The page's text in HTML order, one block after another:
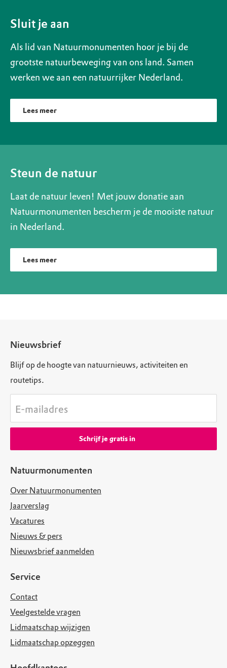
Sluit je aan
Als lid van Natuurmonumenten hoor je bij de
grootste natuurbeweging van ons land. Samen
werken we aan een natuurrijker Nederland.
Lees meer
Steun de natuur
Laat de natuur leven! Met jouw donatie aan
Natuurmonumenten bescherm je de mooiste natuur
in Nederland.
Lees meer
Natuurmonumenten
Over Natuurmonumenten
Jaarverslag
Vacatures
Nieuws & pers
Nieuwsbrief aanmelden
Service
Contact
Veelgestelde vragen
Lidmaatschap wijzigen
Lidmaatschap opzeggen
Nieuwsbrief
Blijf op de hoogte van natuurnieuws, activiteiten en
routetips.
E-mailadres
Schrijf je gratis in